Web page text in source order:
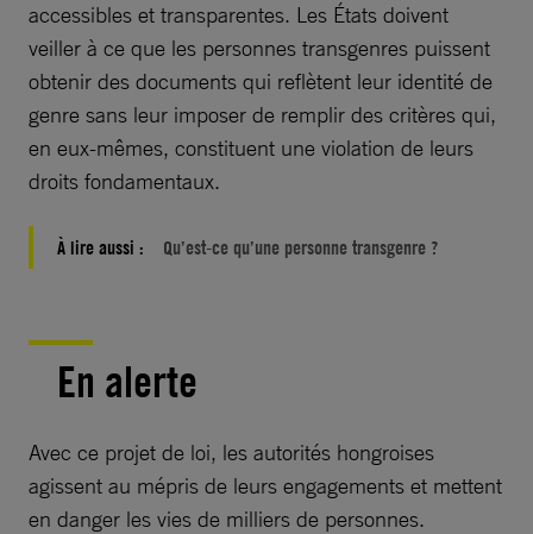
accessibles et transparentes. Les États doivent
veiller à ce que les personnes transgenres puissent
obtenir des documents qui reflètent leur identité de
genre sans leur imposer de remplir des critères qui,
en eux-mêmes, constituent une violation de leurs
droits fondamentaux.
À lire aussi : Qu’est-ce qu’une personne transgenre ?
En alerte
Avec ce projet de loi, les autorités hongroises
agissent au mépris de leurs engagements et mettent
en danger les vies de milliers de personnes.